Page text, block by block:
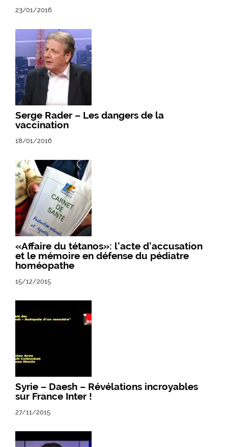
23/01/2016
Serge Rader – Les dangers de la
vaccination
18/01/2016
«Affaire du tétanos»: l’acte d’accusation
et le mémoire en défense du pédiatre
homéopathe
15/12/2015
Syrie – Daesh – Révélations incroyables
sur France Inter !
27/11/2015